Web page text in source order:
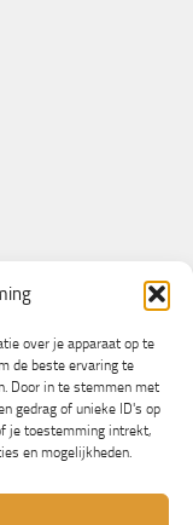
over je apparaat op te
de beste ervaring te
Door in te stemmen met
gedrag of unieke ID's op
je toestemming intrekt,
en mogelijkheden.